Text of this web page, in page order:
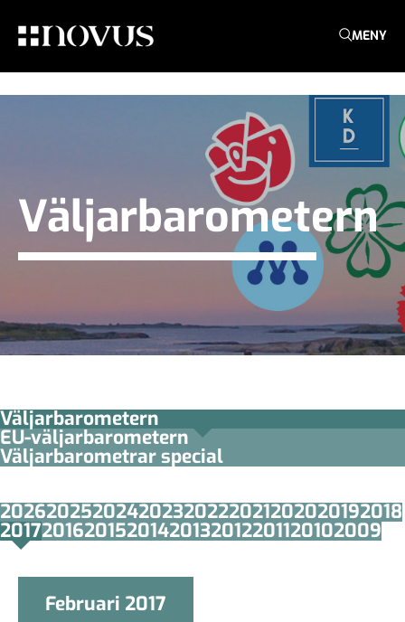
MENY
Väljarbarometern
Väljarbarometern
EU-väljarbarometern
Väljarbarometrar special
202620252024202320222021202020192018
201720162015201420132012201120102009
Februari 2017